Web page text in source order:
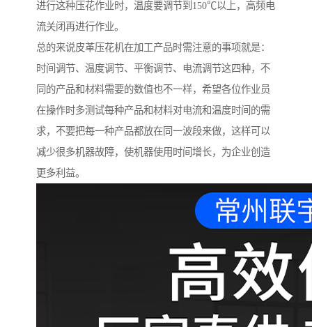
进行这种压花作业时，温度要调节到150℃以上，高频电
流关闭再进行作业。
总的来说皮革压花机在加工产品时需注意的事项就是：
时间调节、温度调节、平衡调节、电流调节这四种，不
同的产品和材料需要的数值也不一样，希望各位作业员
在操作时多测试每种产品和材料对电流和温度时间的需
求，不要把每一种产品都放在同一波段来做，这样可以
减少很多机器故障，使机器使用时间增长，为企业创造
更多利益。